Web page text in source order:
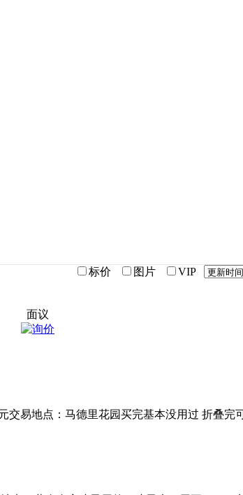
标价 图片
VIP
面议
交易地点：马德里花园买完基本没用过 折叠完